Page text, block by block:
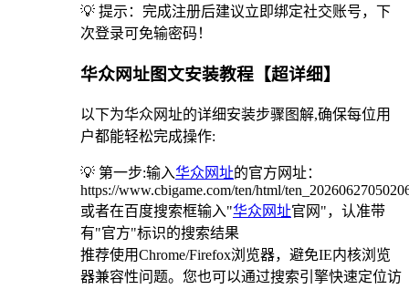
💡 提示：完成注册后建议立即绑定社交账号，下
次登录可免输密码！
华众网址图文安装教程【超详细】
以下为华众网址的详细安装步骤图解,确保每位用
户都能轻松完成操作:
💡 第一步:输入华众网址的官方网址：
https://www.cbigame.com/ten/html/
或者在百度搜索框输入"华众网址官网"，认准带
有"官方"标识的搜索结果
推荐使用Chrome/Firefox浏览器，避免IE内核浏览
器兼容性问题。您也可以通过搜索引擎快速定位访